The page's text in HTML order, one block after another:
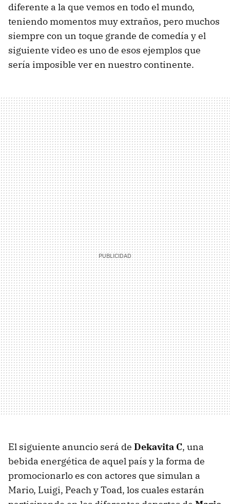
diferente a la que vemos en todo el mundo,
teniendo momentos muy extraños, pero muchos
siempre con un toque grande de comedía y el
siguiente video es uno de esos ejemplos que
sería imposible ver en nuestro continente.
El siguiente anuncio será de Dekavita C, una
bebida energética de aquel país y la forma de
promocionarlo es con actores que simulan a
Mario, Luigi, Peach y Toad, los cuales estarán